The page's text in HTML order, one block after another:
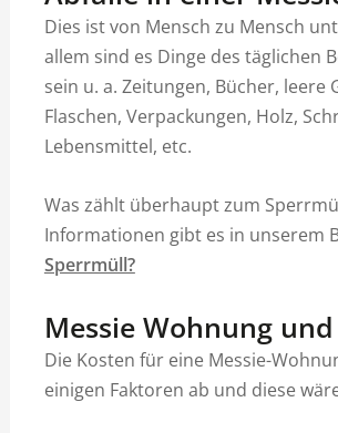
Dies ist von Mensch zu Mensch
allem sind es Dinge des täglichen
sein u. a. Zeitungen, Bücher, leere
Flaschen, Verpackungen, Holz,
Lebensmittel, etc.
Was zählt überhaupt zum
Informationen gibt es in unserem
Sperrmüll?
Messie Wohnung
Die Kosten für eine Messie-
einigen Faktoren ab und diese